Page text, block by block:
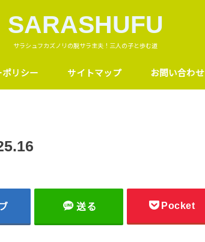
SARASHUFU
サラシュフカズノリの脱サラ主夫！三人の子と歩む道
ポリシー サイトマップ お問い合わせ
送る Pocket